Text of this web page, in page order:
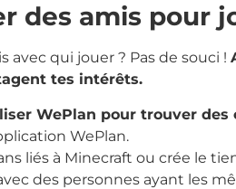
des amis pour
avec qui jouer ? Pas de souci !
tes intérêts.
WePlan pour trouver des
WePlan.
liés à Minecraft ou crée le
des personnes ayant les